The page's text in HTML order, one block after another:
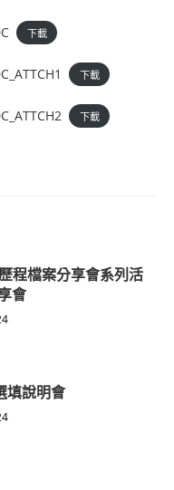
下載
下載
下載
程檔案分享會系列活
會
填說明會